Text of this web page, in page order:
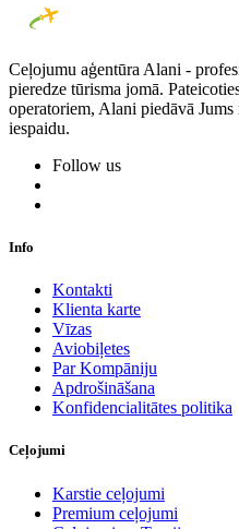
Ceļojumu aģentūra Alani -
pieredze tūrisma jomā.
operatoriem, Alani piedāvā
iespaidu.
Follow us
Info
Kontakti
Klienta karte
Vīzas
Aviobiļetes
Par Kompāniju
Apdrošināšana
Konfidencialitātes politika
Ceļojumi
Karstie ceļojumi
Premium ceļojumi